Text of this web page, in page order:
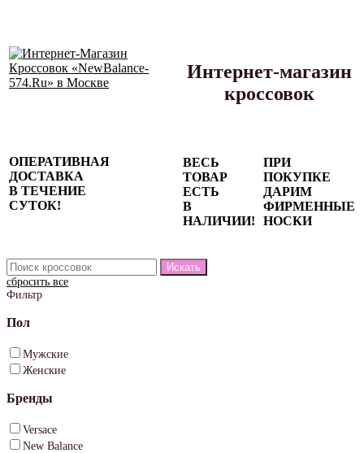
Интернет-магазин
кроссовок
ОПЕРАТИВНАЯ
ДОСТАВКА
В ТЕЧЕНИЕ
СУТОК!
ВЕСЬ
ТОВАР
ЕСТЬ
В
НАЛИЧИИ!
ПРИ
ПОКУПКЕ
ДАРИМ
ФИРМЕННЫЕ
НОСКИ
сбросить все
Фильтр
Пол
Мужские
Женские
Бренды
Versace
New Balance